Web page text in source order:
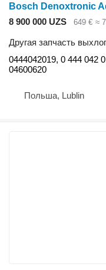
8 900 000 UZS 649 € ≈
Другая запчасть
0444042019, 0 444 042
04600620
Польша, Lublin